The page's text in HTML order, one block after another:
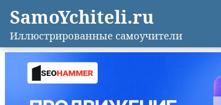
SamoYchiteli.ru
Иллюстрированные самоучители